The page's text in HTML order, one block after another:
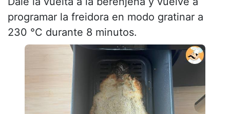
programar la freidora en modo gratinar a
230 °C durante 8 minutos.